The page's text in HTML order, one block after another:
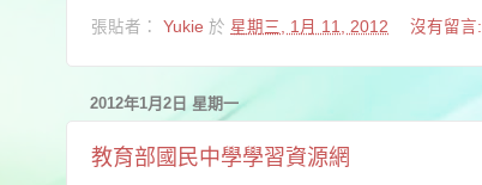
張貼者： Yukie 於 星期三, 1月 11, 2012 沒有留言:
2012年1月2日 星期一
教育部國民中學學習資源網